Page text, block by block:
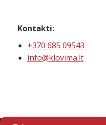
Kontakti:
+370 685 09543
info@klovima.lt